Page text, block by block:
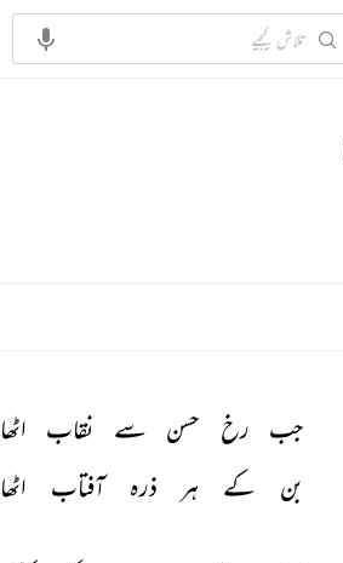
جب رخ حسن سے نقاب
اٹھا
بن
کے ہر ذرہ آفتاب اٹھا